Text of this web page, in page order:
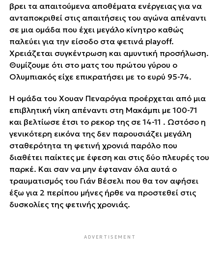
βρει τα απαιτούμενα αποθέματα ενέργειας για να
ανταποκριθεί στις απαιτήσεις του αγώνα απέναντι
σε μια ομάδα που έχει μεγάλο κίνητρο καθώς
παλεύει για την είσοδο στα φετινά playoff.
Χρειάζεται συγκέντρωση και αμυντική προσήλωση.
Θυμίζουμε ότι στο ματς του πρώτου γύρου ο
Ολυμπιακός είχε επικρατήσει με το ευρύ 95-74.
Η ομάδα του Χουαν Πεναρόγια προέρχεται από μια
επιβλητική νίκη απέναντι στη Μακάμπι με 100-71
και βελτίωσε έτσι το ρεκορ της σε 14-11 . Ωστόσο η
γενικότερη εικόνα της δεν παρουσιάζει μεγάλη
σταθερότητα τη φετινή χρονιά παρόλο που
διαθέτει παίκτες με έφεση και στις δύο πλευρές του
παρκέ. Και σαν να μην έφταναν όλα αυτά ο
τραυματισμός του Γιάν Βέσελι που θα τον αφήσει
έξω για 2 περίπου μήνες ήρθε να προστεθεί στις
δυσκολίες της φετινής χρονιάς.
ADVERTISEMENT